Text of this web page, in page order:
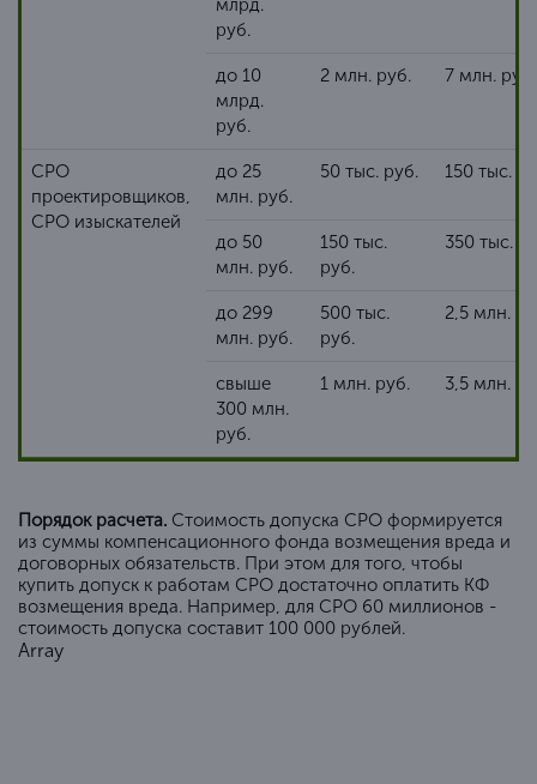
млрд.
руб.
до 10
млрд.
руб.
2 млн. руб. 7 млн. руб.
СРО
проектировщиков,
СРО изыскателей
до 25
млн. руб.
50 тыс. руб. 150 тыс.
до 50
млн. руб.
150 тыс.
руб.
350 тыс.
до 299
млн. руб.
500 тыс.
руб.
2,5 млн.
свыше
300 млн.
руб.
1 млн. руб. 3,5 млн.
Порядок расчета. Стоимость допуска СРО формируется
из суммы компенсационного фонда возмещения вреда и
договорных обязательств. При этом для того, чтобы
купить допуск к работам СРО достаточно оплатить КФ
возмещения вреда. Например, для СРО 60 миллионов -
стоимость допуска составит 100 000 рублей.
Array